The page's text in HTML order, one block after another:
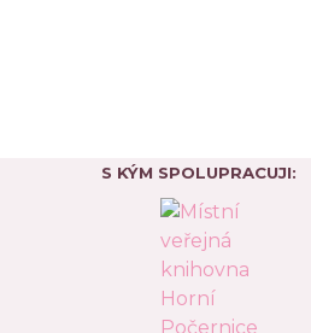
S KÝM SPOLUPRACUJI: